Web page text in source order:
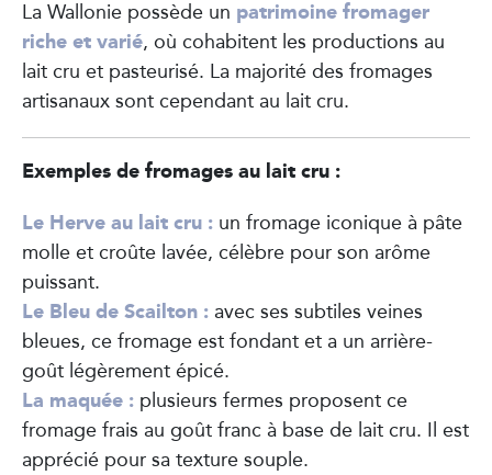
La Wallonie possède un patrimoine fromager
riche et varié, où cohabitent les productions au
lait cru et pasteurisé. La majorité des fromages
artisanaux sont cependant au lait cru.
Exemples de fromages au lait cru :
Le Herve au lait cru : un fromage iconique à pâte
molle et croûte lavée, célèbre pour son arôme
puissant.
Le Bleu de Scailton :avec ses subtiles veines
bleues, ce fromage est fondant et a un arrière-
goût légèrement épicé.
La maquée : plusieurs fermes proposent ce
fromage frais au goût franc à base de lait cru. Il est
apprécié pour sa texture souple.